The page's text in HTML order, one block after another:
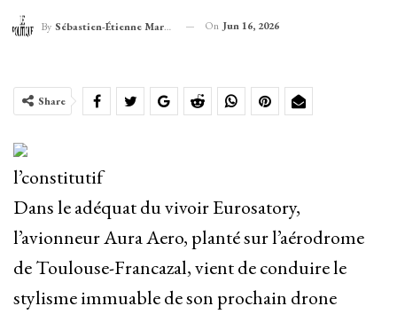
By Sébastien-Étienne Marechal On Jun 16, 2026
Share
l’constitutif
Dans le adéquat du vivoir Eurosatory,
l’avionneur Aura Aero, planté sur l’aérodrome
de Toulouse-Francazal, vient de conduire le
stylisme immuable de son prochain drone